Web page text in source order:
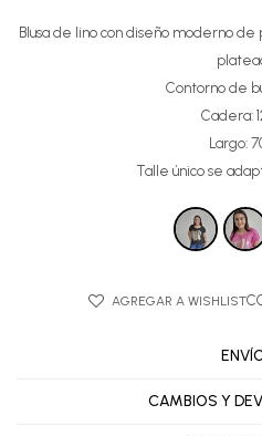
Blusa de lino con diseño moderno
Contorno de
Cadera:
Largo:
Talle único se
CAMBIOS Y